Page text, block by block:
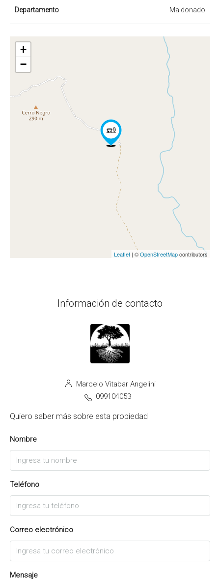
Departamento Maldonado
+
−
Leaflet | ©OpenStreetMapcontributors
Información de contacto
Marcelo Vitabar Angelini
099104053
Quiero saber más sobre esta propiedad
Nombre
Teléfono
Correo electrónico
Mensaje